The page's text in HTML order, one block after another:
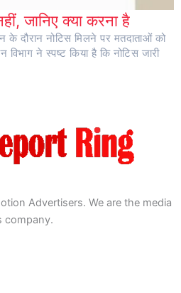
जानिए क्या करना है
के दौरान नोटिस मिलने पर मतदाताओं को
विभाग ने स्पष्ट किया है कि नोटिस जारी
Advertisers. We are the media
company.